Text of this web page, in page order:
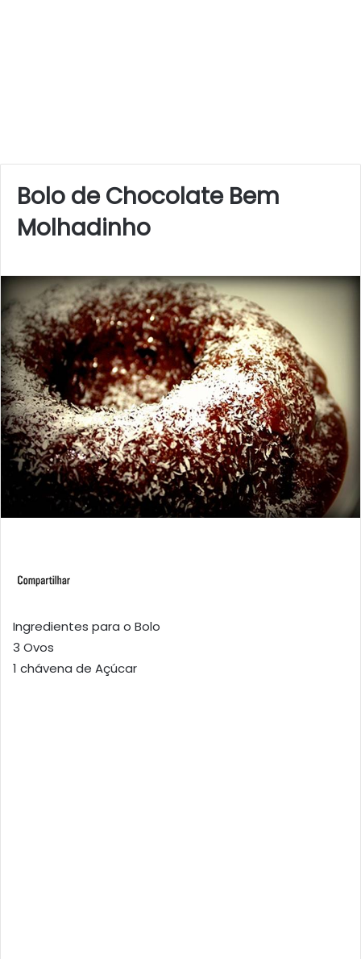
Bolo de Chocolate Bem
Molhadinho
Ingredientes para o Bolo
3 Ovos
1 chávena de Açúcar